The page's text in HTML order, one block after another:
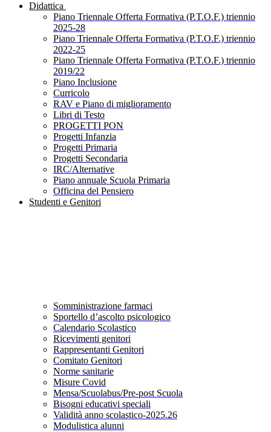
Didattica
Piano Triennale Offerta Formativa (P.T.O.F.) triennio
2025-28
Piano Triennale Offerta Formativa (P.T.O.F.) triennio
2022-25
Piano Triennale Offerta Formativa (P.T.O.F.) triennio
2019/22
Piano Inclusione
Curricolo
RAV e Piano di miglioramento
Libri di Testo
PROGETTI PON
Progetti Infanzia
Progetti Primaria
Progetti Secondaria
IRC/Alternative
Piano annuale Scuola Primaria
Officina del Pensiero
Studenti e Genitori
Somministrazione farmaci
Sportello d’ascolto psicologico
Calendario Scolastico
Ricevimenti genitori
Rappresentanti Genitori
Comitato Genitori
Norme sanitarie
Misure Covid
Mensa/Scuolabus/Pre-post Scuola
Bisogni educativi speciali
Validità anno scolastico-2025.26
Modulistica alunni